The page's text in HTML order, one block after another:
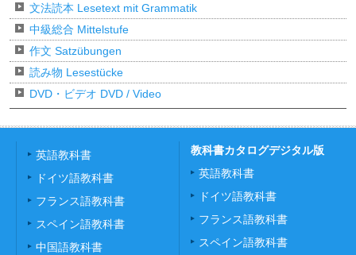
文法読本 Lesetext mit Grammatik
中級総合 Mittelstufe
作文 Satzübungen
読み物 Lesestücke
DVD・ビデオ DVD / Video
英語教科書
ドイツ語教科書
フランス語教科書
スペイン語教科書
中国語教科書
教科書カタログデジタル版
英語教科書
ドイツ語教科書
フランス語教科書
スペイン語教科書